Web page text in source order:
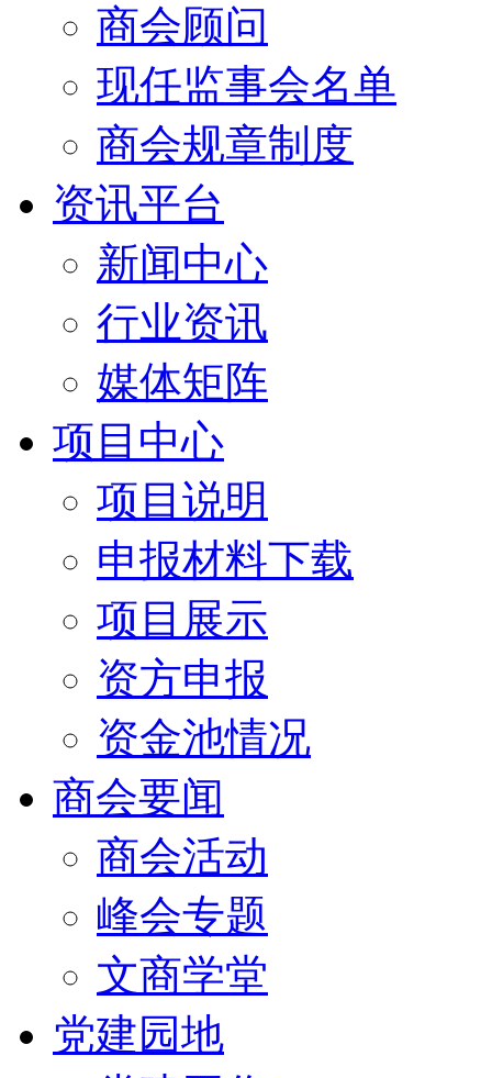
商会顾问
现任监事会名单
商会规章制度
资讯平台
新闻中心
行业资讯
媒体矩阵
项目中心
项目说明
申报材料下载
项目展示
资方申报
资金池情况
商会要闻
商会活动
峰会专题
文商学堂
党建园地